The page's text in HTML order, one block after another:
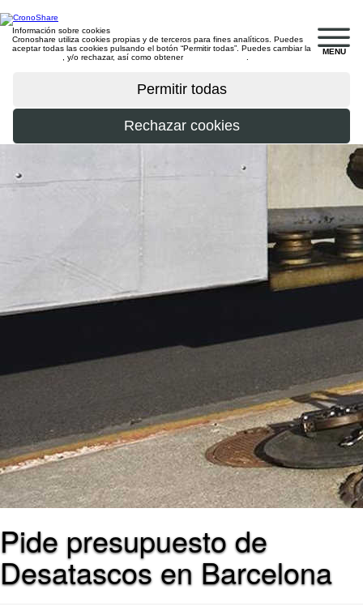
MENU
Información sobre cookies
Cronoshare utiliza cookies propias y de terceros para fines analíticos. Puedes
aceptar todas las cookies pulsando el botón “Permitir todas”. Puedes cambiar la
, y/o rechazar, así como obtener
Pide presupuesto de
Desatascos en Barcelona